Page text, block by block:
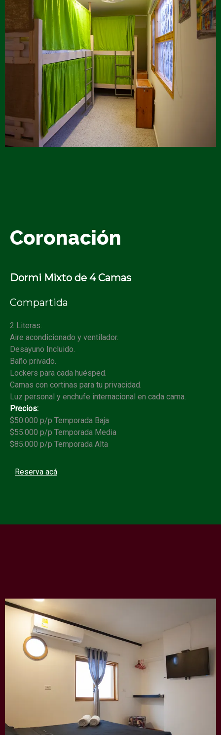
Coronación
Dormi Mixto de 4 Camas
Compartida
2 Literas.
Aire acondicionado y ventilador.
Desayuno Incluido.
Baño privado.
Lockers para cada huésped.
Camas con cortinas para tu privacidad.
Luz personal y enchufe internacional en cada cama.
Precios:
$50.000 p/p Temporada Baja
$55.000 p/p Temporada Media
$85.000 p/p Temporada Alta
Reserva acá